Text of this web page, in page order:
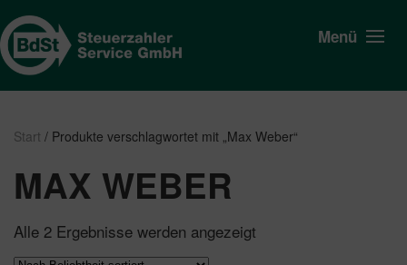
Menü
Start / Produkte verschlagwortet mit „Max Weber“
MAX WEBER
Alle 2 Ergebnisse werden angezeigt